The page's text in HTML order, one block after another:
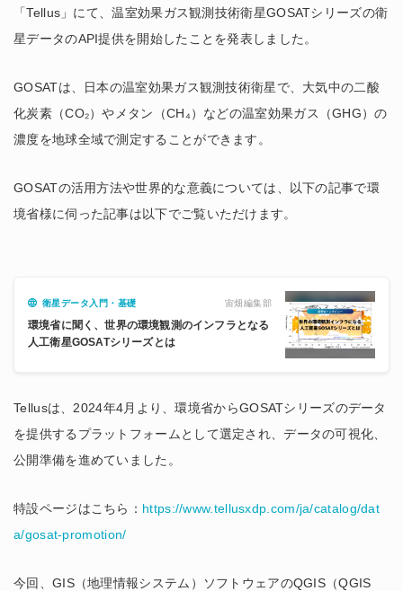
「Tellus」にて、温室効果ガス観測技術衛星GOSATシリーズの衛
星データのAPI提供を開始したことを発表しました。
GOSATは、日本の温室効果ガス観測技術衛星で、大気中の二酸
化炭素（CO₂）やメタン（CH₄）などの温室効果ガス（GHG）の
濃度を地球全域で測定することができます。
GOSATの活用方法や世界的な意義については、以下の記事で環
境省様に伺った記事は以下でご覧いただけます。
衛星データ入門・基礎 宙畑編集部
環境省に聞く、世界の環境観測のインフラとなる
人工衛星GOSATシリーズとは
Tellusは、2024年4月より、環境省からGOSATシリーズのデータ
を提供するプラットフォームとして選定され、データの可視化、
公開準備を進めていました。
特設ページはこちら： https://www.tellusxdp.com/ja/catalog/dat
a/gosat-promotion/
今回、GIS（地理情報システム）ソフトウェアのQGIS（QGIS